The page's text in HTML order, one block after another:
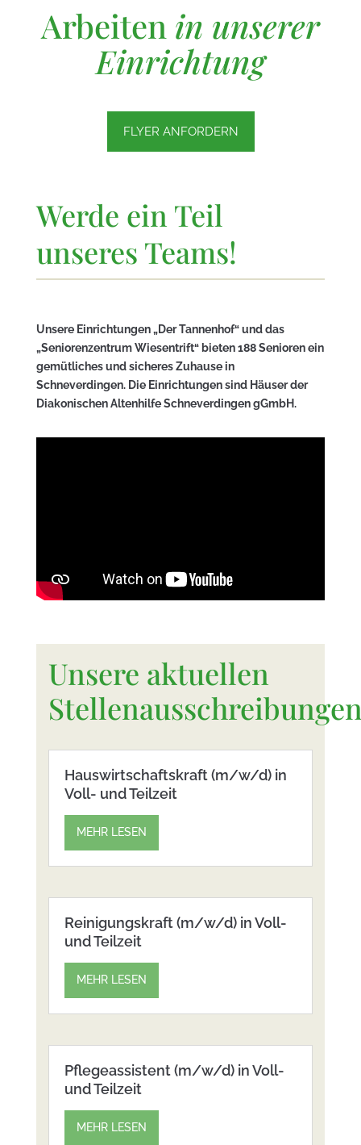
Arbeiten in unserer
Einrichtung
FLYER ANFORDERN
Werde ein Teil
unseres Teams!
Unsere Einrichtungen „Der Tannenhof“ und das
„Seniorenzentrum Wiesentrift“ bieten 188 Senioren ein
gemütliches und sicheres Zuhause in
Schneverdingen. Die Einrichtungen sind Häuser der
Diakonischen Altenhilfe Schneverdingen gGmbH.
Unsere aktuellen
Hauswirtschaftskraft (m/w/d) in
Voll- und Teilzeit
MEHR LESEN
Reinigungskraft (m/w/d) in Voll-
und Teilzeit
MEHR LESEN
Pflegeassistent (m/w/d) in Voll-
und Teilzeit
MEHR LESEN